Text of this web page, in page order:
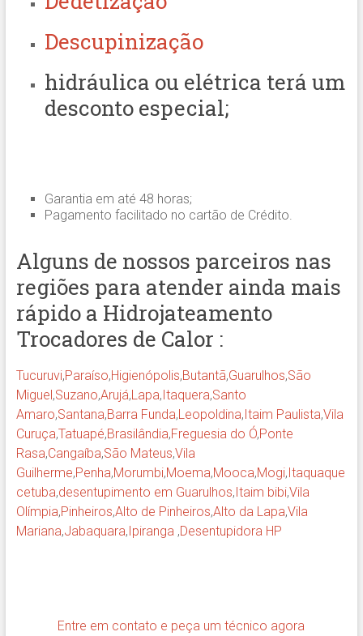
Descupinização
hidráulica ou elétrica terá um
desconto especial;
Garantia em até 48 horas;
Pagamento facilitado no cartão de Crédito.
Alguns de nossos parceiros nas
regiões para atender ainda mais
rápido a Hidrojateamento
Trocadores de Calor :
Tucuruvi,Paraíso,Higienópolis,Butantã,Guarulhos,São
Miguel,Suzano,Arujá,Lapa,Itaquera,Santo
Amaro,Santana,Barra Funda,Leopoldina,Itaim Paulista,Vila
Curuça,Tatuapé,Brasilândia,Freguesia do Ó,Ponte
Rasa,Cangaíba,São Mateus,Vila
Guilherme,Penha,Morumbi,Moema,Mooca,Mogi,Itaquaque
cetuba,desentupimento em Guarulhos,Itaim bibi,Vila
Olímpia,Pinheiros,Alto de Pinheiros,Alto da Lapa,Vila
Mariana,Jabaquara,Ipiranga,Desentupidora HP
Entre em contato e peça um técnico agora